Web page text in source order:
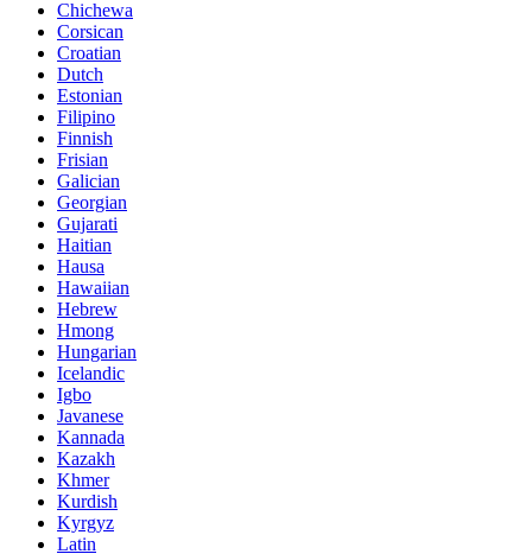
Chichewa
Corsican
Croatian
Dutch
Estonian
Filipino
Finnish
Frisian
Galician
Georgian
Gujarati
Haitian
Hausa
Hawaiian
Hebrew
Hmong
Hungarian
Icelandic
Igbo
Javanese
Kannada
Kazakh
Khmer
Kurdish
Kyrgyz
Latin